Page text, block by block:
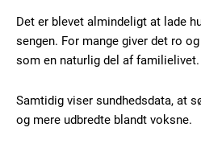
Det er blevet almindeligt at lade
sengen. For mange giver det ro
som en naturlig del af familielivet.
Samtidig viser sundhedsdata, at
og mere udbredte blandt voksne.